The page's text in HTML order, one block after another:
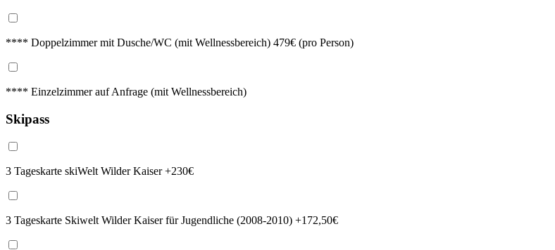
**** Doppelzimmer mit Dusche/WC (mit Wellnessbereich) 479€ (pro Person)
**** Einzelzimmer auf Anfrage (mit Wellnessbereich)
Skipass
3 Tageskarte skiWelt Wilder Kaiser +230€
3 Tageskarte Skiwelt Wilder Kaiser für Jugendliche (2008-2010) +172,50€